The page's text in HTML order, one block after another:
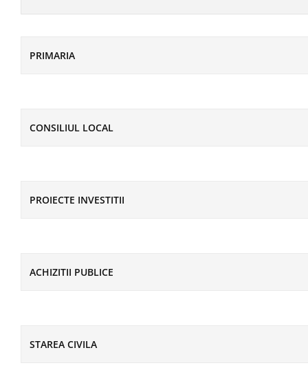
PRIMARIA
CONSILIUL LOCAL
PROIECTE INVESTITII
ACHIZITII PUBLICE
STAREA CIVILA